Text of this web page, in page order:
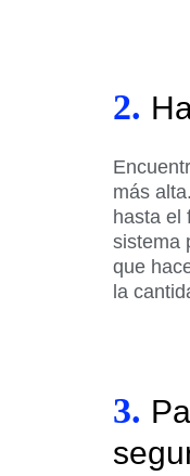
2.
más
hasta el
sistema
que
la
3.